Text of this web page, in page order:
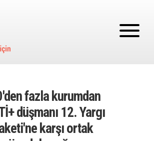
fazla kurumdan
düşmanı 12. Yargı
karşı ortak